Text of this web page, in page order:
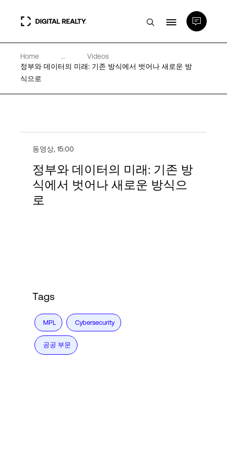
데이터 센터
PlatformDIGITAL®
전문성 및 리소스
소개
Home ...
Videos
정부와 데이터의 미래: 기존 방식에서 벗어나 새로운 방
식으로
동영상, 15:00
정부와 데이터의 미래: 기존 방
식에서 벗어나 새로운 방식으
로
Tags
MPL Cybersecurity
공공 부문